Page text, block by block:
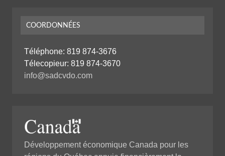
COORDONNÉES
Téléphone: 819 874-3676
Télecopieur: 819 874-3670
info@sadcvdo.com
Développement économique Canada pour les